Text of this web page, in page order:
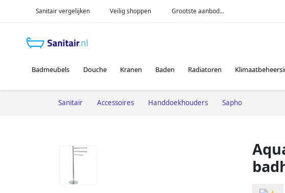
Sanitair vergelijken Veilig shoppen Grootste aanbod...
Badmeubels Douche Kranen Baden Radiatoren
Sanitair Accessoires Handdoekhouders Sapho